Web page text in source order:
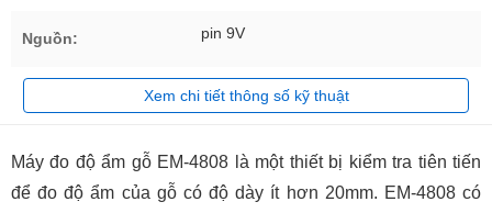
Nguồn: pin 9V
Xem chi tiết thông số kỹ thuật
Máy đo độ ẩm gỗ EM-4808 là một thiết bị kiểm tra tiên tiến
để đo độ ẩm của gỗ có độ dày ít hơn 20mm. EM-4808 có